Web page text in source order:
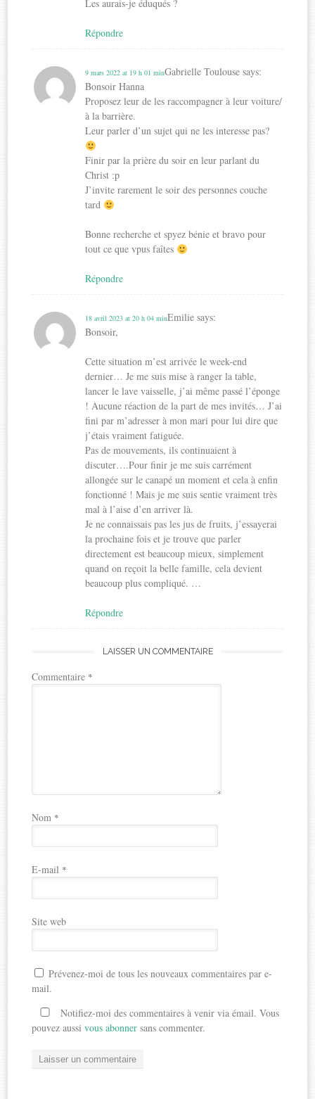
Les aurais-je éduqués ?
Répondre
Gabrielle Toulouse says:
9 mars 2022 at 19 h 01 min
Bonsoir Hanna
Proposez leur de les raccompagner à leur voiture/
à la barrière.
Leur parler d’un sujet qui ne les interesse pas?
Finir par la prière du soir en leur parlant du
Christ :p
J’invite rarement le soir des personnes couche
tard
Bonne recherche et spyez bénie et bravo pour
tout ce que vpus faîtes
Répondre
Emilie says:
18 avril 2023 at 20 h 04 min
Bonsoir,
Cette situation m’est arrivée le week-end
dernier… Je me suis mise à ranger la table,
lancer le lave vaisselle, j’ai même passé l’éponge
! Aucune réaction de la part de mes invités… J’ai
fini par m’adresser à mon mari pour lui dire que
j’étais vraiment fatiguée.
Pas de mouvements, ils continuaient à
discuter….Pour finir je me suis carrément
allongée sur le canapé un moment et cela à enfin
fonctionné ! Mais je me suis sentie vraiment très
mal à l’aise d’en arriver là.
Je ne connaissais pas les jus de fruits, j’essayerai
la prochaine fois et je trouve que parler
directement est beaucoup mieux, simplement
quand on reçoit la belle famille, cela devient
beaucoup plus compliqué. …
Répondre
LAISSER UN COMMENTAIRE
Commentaire *
Nom *
E-mail *
Site web
Prévenez-moi de tous les nouveaux commentaires par e-
mail.
Notifiez-moi des commentaires à venir via émail. Vous
pouvez aussivous abonner sans commenter.